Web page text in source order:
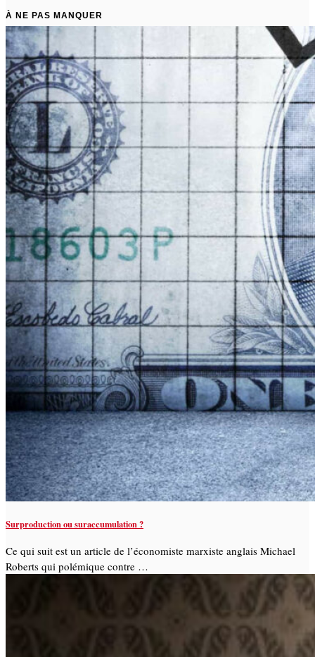
À NE PAS MANQUER
Surproduction ou suraccumulation ?
Ce qui suit est un article de l’économiste marxiste anglais Michael
Roberts qui polémique contre …